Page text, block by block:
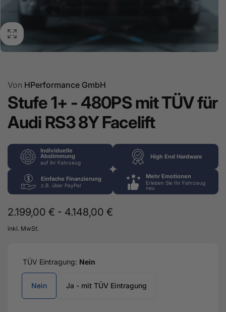
Von HPerformance GmbH
Stufe 1+ - 480PS mit TÜV für
Audi RS3 8Y Facelift
Individuelle
Abstimmung
auf ihr Fahrzeug
High End Hardware
Einfache Finanzierung
z.B. über PayPal
Mehr Emotionen
Erleben Sie Ihr Fahrzeug
neu
2.199,00 € - 4.148,00 €
inkl. MwSt.
TÜV Eintragung: Nein
Nein Ja - mit TÜV Eintragung